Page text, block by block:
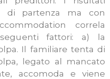
di partenza ma con
correla
fattori: a) la
Il familiare tenta di
legato al mancato
accomoda e viene